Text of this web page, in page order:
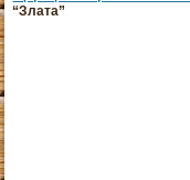
“Злата”